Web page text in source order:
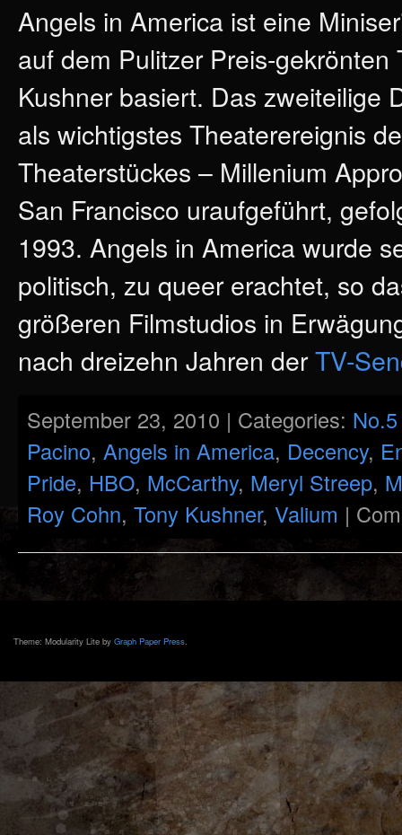
Angels in America ist eine
auf dem Pulitzer Preis-gekrönten
Kushner basiert. Das zweiteilige
als wichtigstes Theaterereignis
Theaterstückes – Millenium
San Francisco uraufgeführt,
1993. Angels in America wurde
politisch, zu queer erachtet, so
größeren Filmstudios in
nach dreizehn Jahren derTV-
September 23, 2010 | Categories:
Pacino, Angels in America, Decency,
Pride, HBO, McCarthy, Meryl Streep,
Roy Cohn, Tony Kushner, Valium |
Theme: Modularity Lite by Graph Paper Press.